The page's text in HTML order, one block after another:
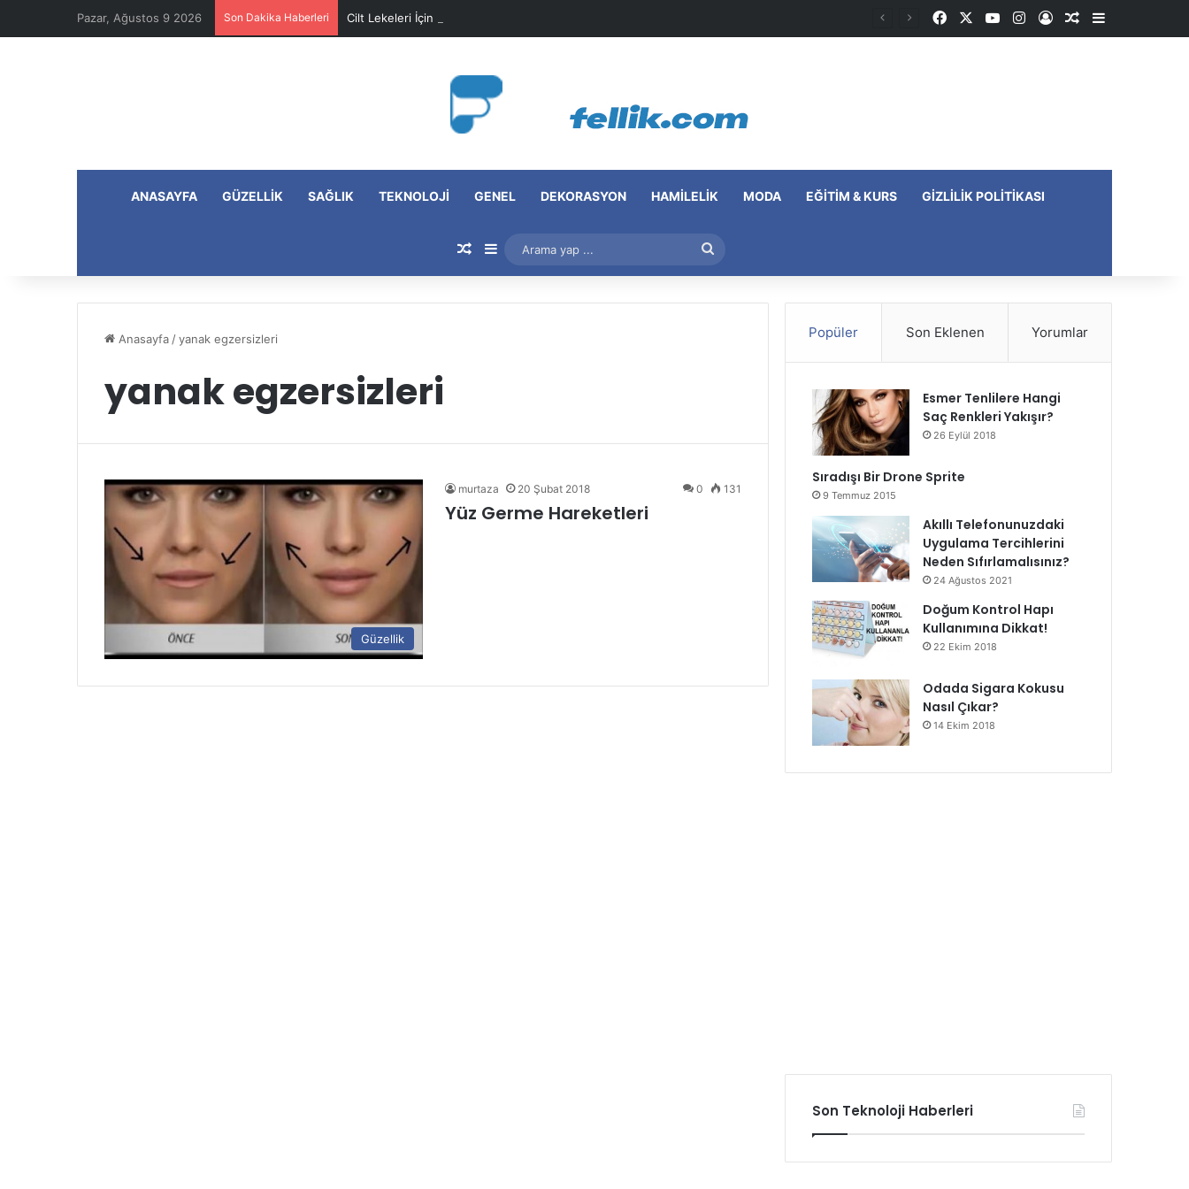
Pazar, Ağustos 9 2026 Son Dakika Haberleri Cilt Lekeleri İçin Pratik Maske Önerileri FacebookYouTubeInstagram
Kayıt OlRastgele Makale
Kenar
ANASAYFA GÜZELLIK SAĞLIK TEKNOLOJI GENEL DEKORASYON HAMILELIK MODA EĞITIM & KURS GIZLILIK POLITIKASI
Rastgele Makale
Kenar Bölmesi
Arama
yap
Anasayfa /yanak egzersizleri
yanak egzersizleri
Güzellik
murtaza 20 Şubat 2018 0 131
Yüz Germe Hareketleri
Popüler Son Eklenen Yorumlar
Esmer Tenlilere Hangi
Saç Renkleri Yakışır?
26 Eylül 2018
Sıradışı Bir Drone Sprite
9 Temmuz 2015
Akıllı Telefonunuzdaki
Uygulama Tercihlerini
Neden Sıfırlamalısınız?
24 Ağustos 2021
Doğum Kontrol Hapı
Kullanımına Dikkat!
22 Ekim 2018
Odada Sigara Kokusu
Nasıl Çıkar?
14 Ekim 2018
Son Teknoloji Haberleri